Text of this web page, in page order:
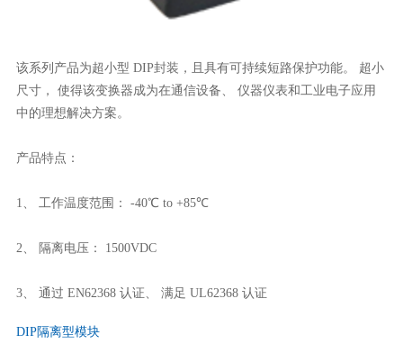
该系列产品为超小型 DIP封装，且具有可持续短路保护功能。 超小
尺寸， 使得该变换器成为在通信设备、 仪器仪表和工业电子应用
中的理想解决方案。
产品特点：
1、 工作温度范围： -40℃ to +85℃
2、 隔离电压： 1500VDC
3、 通过 EN62368 认证、 满足 UL62368 认证
DIP隔离型模块